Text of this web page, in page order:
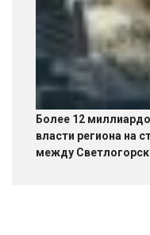
Более 12
власти региона на
между